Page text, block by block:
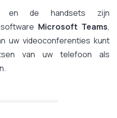
en de handsets zijn
Microsoft Teams,
uw videoconferenties kunt
van uw telefoon als